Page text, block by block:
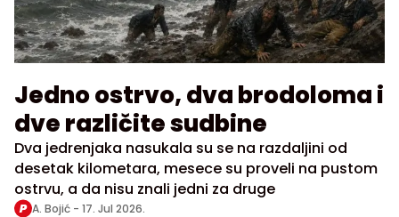
Jedno ostrvo, dva brodoloma i
dve različite sudbine
Dva jedrenjaka nasukala su se na razdaljini od
desetak kilometara, mesece su proveli na pustom
ostrvu, a da nisu znali jedni za druge
A. Bojić - 17. Jul 2026.